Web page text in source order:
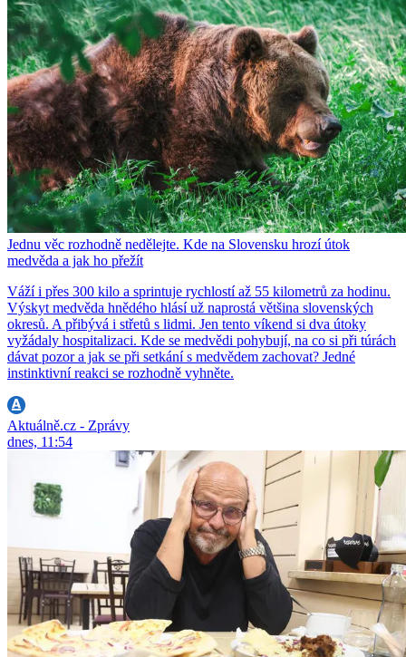
Jednu věc rozhodně nedělejte. Kde na Slovensku hrozí útok
medvěda a jak ho přežít
Váží i přes 300 kilo a sprintuje rychlostí až 55 kilometrů za hodinu.
Výskyt medvěda hnědého hlásí už naprostá většina slovenských
okresů. A přibývá i střetů s lidmi. Jen tento víkend si dva útoky
vyžádaly hospitalizaci. Kde se medvědi pohybují, na co si při túrách
dávat pozor a jak se při setkání s medvědem zachovat? Jedné
instinktivní reakci se rozhodně vyhněte.
Aktuálně.cz - Zprávy
dnes, 11:54